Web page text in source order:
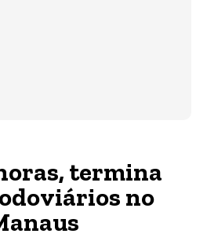
termina
no